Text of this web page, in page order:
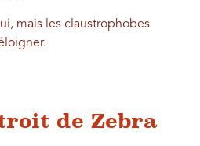
mais les claustrophobes
de Zebra